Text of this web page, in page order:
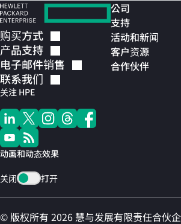
购买方式
产品支持
电子邮件销售
联系我们
关注 HPE
动画和动态效果
关闭 打开
公司
支持
活动和新闻
客户资源
合作伙伴
© 版权所有 2026 慧与发展有限责任合伙